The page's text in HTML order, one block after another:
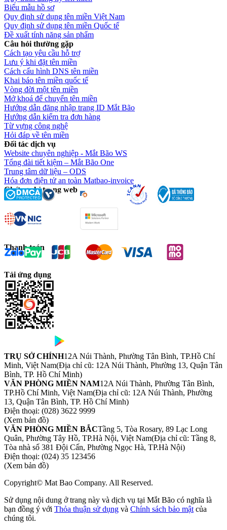
Biểu mẫu hồ sơ
Quy định sử dụng tên miền Việt Nam
Quy định sử dụng tên miền Quốc tế
Đề xuất tính năng sản phẩm
Câu hỏi thường gặp
Cách tạo yêu cầu hỗ trợ
Lưu ý khi đặt tên miền
Cách cấu hình DNS tên miền
Khai báo tên miền quốc tế
Vòng đời một tên miền
Mở khoá để chuyển tên miền
Hướng dẫn đăng nhập trang ID Mắt Bão
Hướng dẫn kiểm tra đơn hàng
Từ vựng công nghệ
Hỏi đáp về tên miền
Đối tác dịch vụ
Website chuyên nghiệp - Mắt Bão WS
Tổng đài tiết kiệm – Mắt Bão One
Trung tâm dữ liệu – ODS
Hóa đơn điện tử an toàn Matbao-invoice
Chứng chỉ trang web
Thanh toán
Tải ứng dụng
TRỤ SỞ CHÍNH12A Núi Thành, Phường Tân Bình, TP.Hồ Chí
Minh, Việt Nam(Địa chỉ cũ: 12A Núi Thành, Phường 13, Quận Tân
Bình, TP. Hồ Chí Minh)
VĂN PHÒNG MIỀN NAM12A Núi Thành, Phường Tân Bình,
TP.Hồ Chí Minh, Việt Nam(Địa chỉ cũ: 12A Núi Thành, Phường
13, Quận Tân Bình, TP. Hồ Chí Minh)
Điện thoại: (028) 3622 9999
(Xem bản đồ)
VĂN PHÒNG MIỀN BẮCTầng 5, Tòa Rosary, 89 Lạc Long
Quân, Phường Tây Hồ, TP.Hà Nội, Việt Nam(Địa chỉ cũ: Tầng 8,
Tòa nhà số 381 Đội Cấn, Phường Ngọc Hà, TP.Hà Nội)
Điện thoại: (024) 35 123456
(Xem bản đồ)
Copyright© Mat Bao Company. All Reserved.
Sử dụng nội dung ở trang này và dịch vụ tại Mắt Bão có nghĩa là
bạn đồng ý với Thỏa thuận sử dụng và Chính sách bảo mật của
chúng tôi.